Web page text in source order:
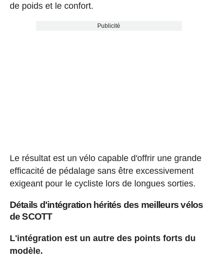
de poids et le confort.
Publicité
Le résultat est un vélo capable d'offrir une grande
efficacité de pédalage sans être excessivement
exigeant pour le cycliste lors de longues sorties.
Détails d'intégration hérités des meilleurs vélos
de SCOTT
L'intégration est un autre des points forts du
modèle.